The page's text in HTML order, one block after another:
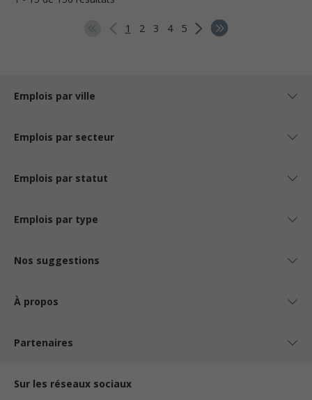
1 2 3 4 5
Emplois par ville
Emplois par secteur
Emplois par statut
Emplois par type
Nos suggestions
À propos
Partenaires
Sur les réseaux sociaux